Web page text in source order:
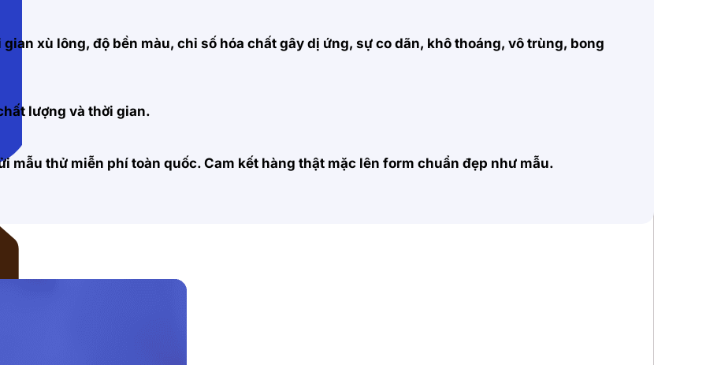
xù lông, độ bền màu, chỉ số hóa chất gây dị ứng, sự co dãn, khô thoáng, vô trùng, bong
lượng và thời gian.
mẫu thử miễn phí toàn quốc. Cam kết hàng thật mặc lên form chuẩn đẹp như mẫu.